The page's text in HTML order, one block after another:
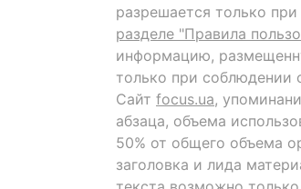
разрешается только
разделе "Правила
информацию,
только при соблюдении
Сайт focus.ua,
абзаца, объема
50% от общего объема
заголовка и лида